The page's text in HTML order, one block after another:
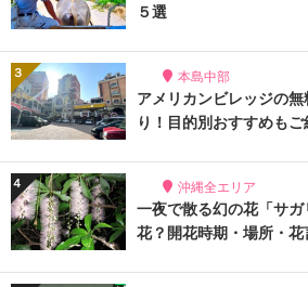
５選
本島中部
アメリカンビレッジの
り！目的別おすすめもご
沖縄全エリア
一夜で散る幻の花「サ
花？開花時期・場所・花